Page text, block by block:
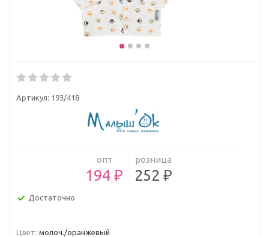
Артикул: 193/418
опт
194 ₽
розница
252 ₽
Достаточно
Цвет: молоч./оранжевый